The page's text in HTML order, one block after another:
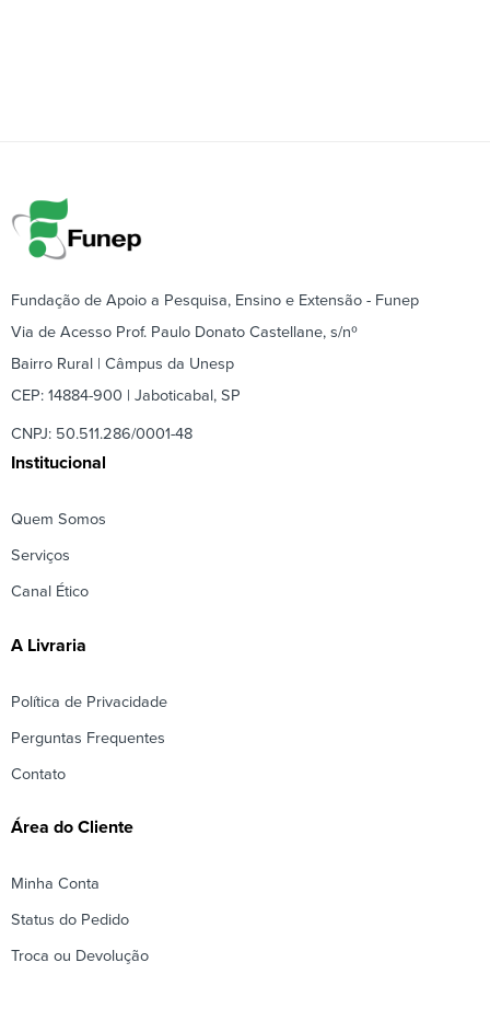
Fundação de Apoio a Pesquisa, Ensino e Extensão - Funep
Via de Acesso Prof. Paulo Donato Castellane, s/nº
Bairro Rural | Câmpus da Unesp
CEP: 14884-900 | Jaboticabal, SP
CNPJ: 50.511.286/0001-48
Institucional
Quem Somos
Serviços
Canal Ético
A Livraria
Política de Privacidade
Perguntas Frequentes
Contato
Área do Cliente
Minha Conta
Status do Pedido
Troca ou Devolução